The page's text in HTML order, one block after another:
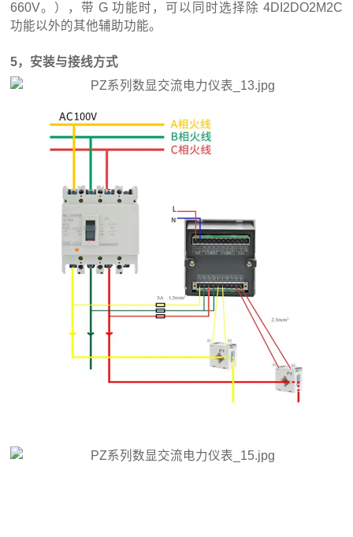
660V。），带 G 功能时，可以同时选择除 4DI2DO2M2C
功能以外的其他辅助功能。
5，安装与接线方式